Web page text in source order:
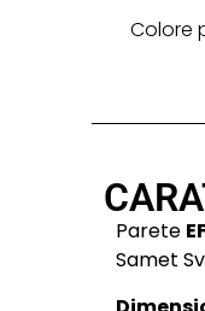
Colore
Parete
Samet